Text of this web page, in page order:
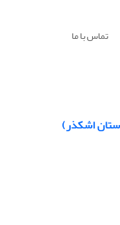
تماس با ما
اشکذر)